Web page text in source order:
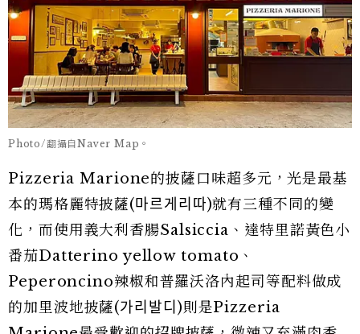
Photo/翻攝自Naver Map。
Pizzeria Marione的披薩口味超多元，光是最基
本的瑪格麗特披薩(마르게리따)就有三種不同的變
化，而使用義大利香腸Salsiccia、達特里諾黃色小
番茄Datterino yellow tomato、
Peperoncino辣椒和普羅沃洛內起司等配料做成
的加里波地披薩(가리발디)則是Pizzeria